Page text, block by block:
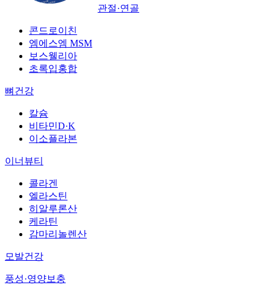
관절·연골
콘드로이친
엠에스엠 MSM
보스웰리아
초록입홍합
뼈건강
칼슘
비타민D·K
이소플라본
이너뷰티
콜라겐
엘라스틴
히알루론산
케라틴
감마리놀렌산
모발건강
풍성·영양보충